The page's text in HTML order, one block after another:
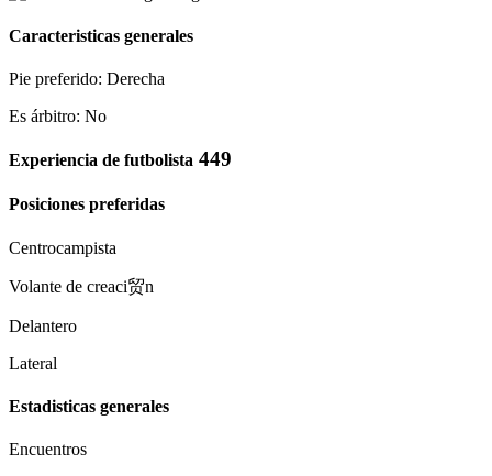
Caracteristicas generales
Pie preferido: Derecha
Es árbitro: No
Experiencia de futbolista 449
Posiciones preferidas
Centrocampista
Volante de creaci贸n
Delantero
Lateral
Estadisticas generales
Encuentros